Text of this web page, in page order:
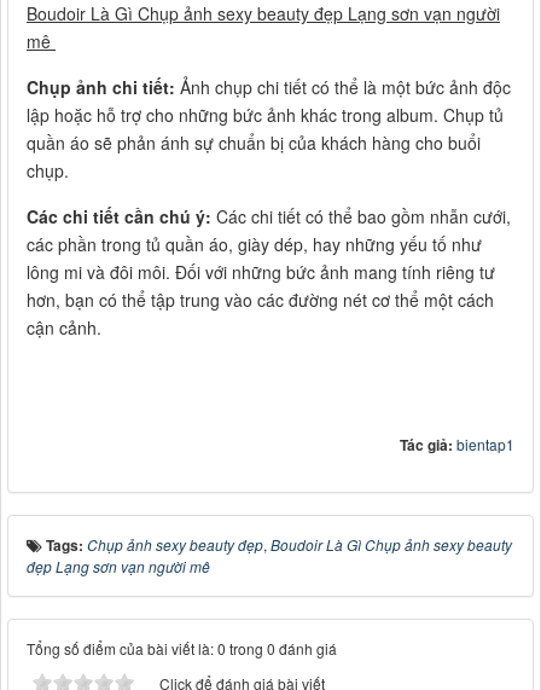
Boudoir Là Gì Chụp ảnh sexy beauty đẹp Lạng sơn vạn người
mê
Chụp ảnh chi tiết: Ảnh chụp chi tiết có thể là một bức ảnh độc
lập hoặc hỗ trợ cho những bức ảnh khác trong album. Chụp tủ
quần áo sẽ phản ánh sự chuẩn bị của khách hàng cho buổi
chụp.
Các chi tiết cần chú ý: Các chi tiết có thể bao gồm nhẫn cưới,
các phần trong tủ quần áo, giày dép, hay những yếu tố như
lông mi và đôi môi. Đối với những bức ảnh mang tính riêng tư
hơn, bạn có thể tập trung vào các đường nét cơ thể một cách
cận cảnh.
Tác giả: bientap1
Tags: Chụp ảnh sexy beauty đẹp, Boudoir Là Gì Chụp ảnh sexy beauty
đẹp Lạng sơn vạn người mê
Tổng số điểm của bài viết là: 0 trong 0 đánh giá
Click để đánh giá bài viết